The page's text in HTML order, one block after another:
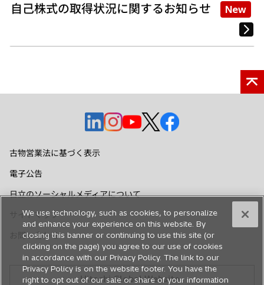
自己株式の取得状況に関するお知らせ New
新
し
で
く
新
し
で
く
新
し
く
新
し
く
新
く
古物営業法に基づく表示
電子公告
日立のソーシャルメディアについて
サイトマップ
お問い合わせ
Hitachi Global Website
We use technology, such as cookies, to personalize
and enhance your experience on this website. By
closing this banner or continuing to use this site (or
clicking on the page) you agree to our use of cookies
in accordance with our Privacy Policy. The link to our
Privacy Policy is on the website footer. You have the
right to opt out of our sale or share of your information